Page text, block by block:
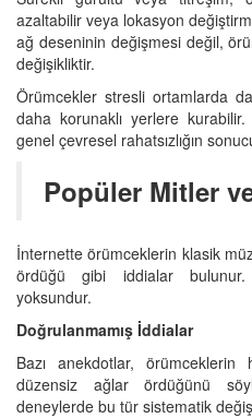
azaltabilir veya lokasyon
ağ deseninin değişmesi değil,
değişikliktir.
Örümcekler stresli ortamlarda
daha korunaklı yerlere
genel çevresel rahatsızlığın
Popüler Mitler
İnternette örümceklerin klasik
ördüğü gibi iddialar
yoksundur.
Doğrulanmamış İddialar
Bazı anekdotlar,
düzensiz ağlar ördüğünü
deneylerde bu tür sistematik